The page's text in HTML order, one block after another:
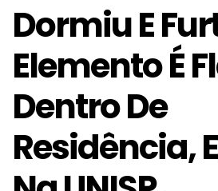
Dormiu E
Elemento É
Dentro De
Residência,